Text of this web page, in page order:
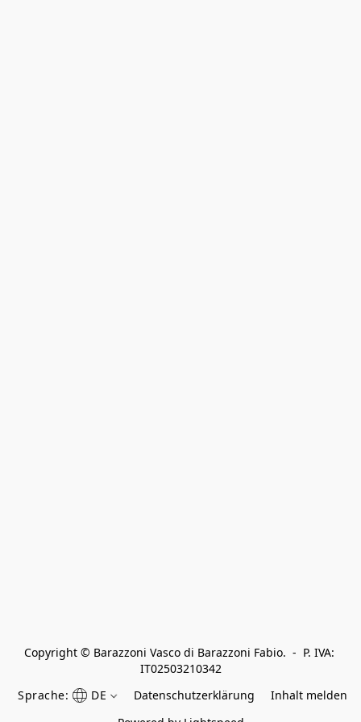
Copyright © Barazzoni Vasco di Barazzoni Fabio.  -  P. IVA:
IT02503210342
Sprache:
DE Datenschutzerklärung
Inhalt melden